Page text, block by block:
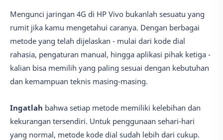
Mengunci jaringan 4G di HP Vivo bukanlah sesuatu yang
rumit jika kamu mengetahui caranya. Dengan berbagai
metode yang telah dijelaskan - mulai dari kode dial
rahasia, pengaturan manual, hingga aplikasi pihak ketiga -
kalian bisa memilih yang paling sesuai dengan kebutuhan
dan kemampuan teknis masing-masing.
Ingatlah bahwa setiap metode memiliki kelebihan dan
kekurangan tersendiri. Untuk penggunaan sehari-hari
yang normal, metode kode dial sudah lebih dari cukup.